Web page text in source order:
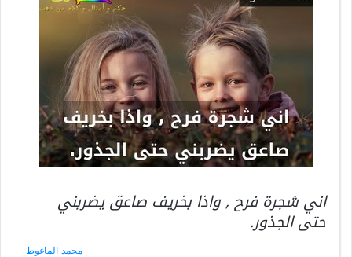
اني شجرة فرح , واذا بخريف صاعق يضربني
حتى الجذور.
محمد الماغوط